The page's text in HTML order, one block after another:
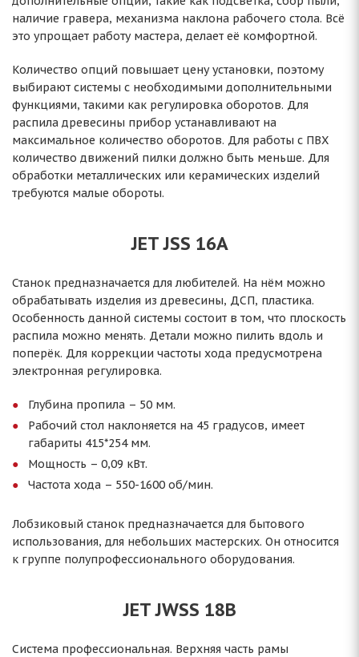
наличие гравера, механизма наклона рабочего стола. Всё
это упрощает работу мастера, делает её комфортной.
Количество опций повышает цену установки, поэтому
выбирают системы с необходимыми дополнительными
функциями, такими как регулировка оборотов. Для
распила древесины прибор устанавливают на
максимальное количество оборотов. Для работы с ПВХ
количество движений пилки должно быть меньше. Для
обработки металлических или керамических изделий
требуются малые обороты.
JET JSS 16A
Станок предназначается для любителей. На нём можно
обрабатывать изделия из древесины, ДСП, пластика.
Особенность данной системы состоит в том, что плоскость
распила можно менять. Детали можно пилить вдоль и
поперёк. Для коррекции частоты хода предусмотрена
электронная регулировка.
Глубина пропила – 50 мм.
Рабочий стол наклоняется на 45 градусов, имеет
габариты 415*254 мм.
Мощность – 0,09 кВт.
Частота хода – 550-1600 об/мин.
Лобзиковый станок предназначается для бытового
использования, для небольших мастерских. Он относится
к группе полупрофессионального оборудования.
JET JWSS 18B
Система профессиональная. Верхняя часть рамы